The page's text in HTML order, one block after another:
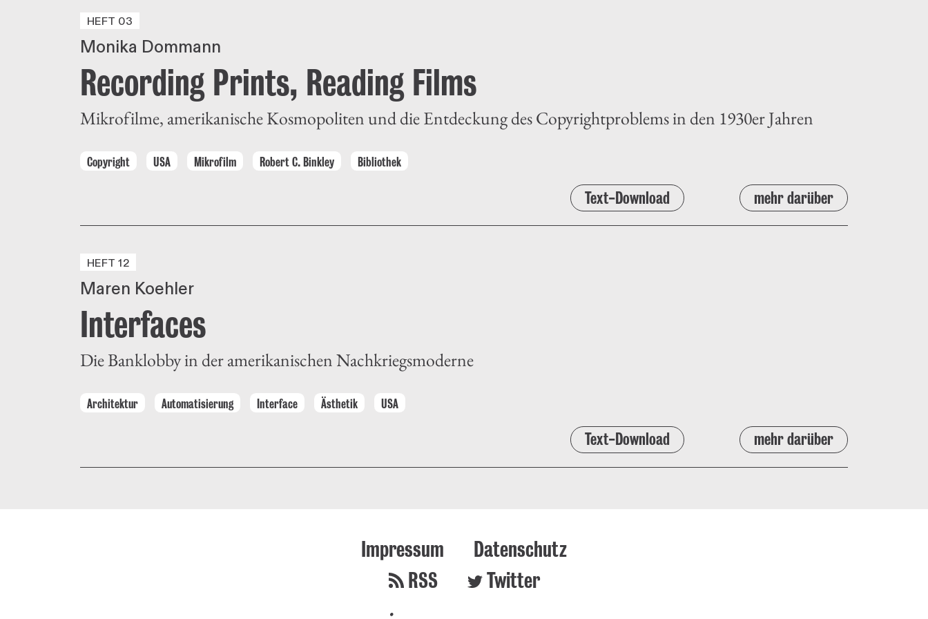
HEFT 03
Monika Dommann
Recording Prints, Reading Films
Mikrofilme, amerikanische Kosmopoliten und die Entdeckung des Copyrightproblems in den 1930er Jahren
Copyright USA Mikrofilm Robert C. Binkley Bibliothek
Text-Download mehr darüber
HEFT 12
Maren Koehler
Interfaces
Die Banklobby in der amerikanischen Nachkriegsmoderne
Architektur Automatisierung Interface Ästhetik USA
Text-Download mehr darüber
Impressum
Datenschutz
RSS
Twitter